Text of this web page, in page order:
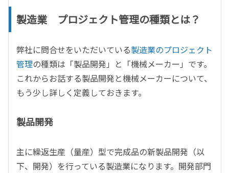
製造業 プロジェクト管理の種類とは？
弊社に問合せをいただいている製造業のプロジェクト
管理の種類は「製品開発」と「機械メーカー」です。
これからお話する製品開発と機械メーカーについて、
もう少し詳しく定義しておきます。
製品開発
主に繰返生産（量産）型で完成品の新製品開発（以
下、開発）を行っている製造業になります。開発部門